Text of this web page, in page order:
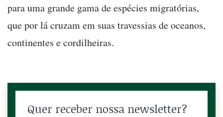
para uma grande gama de espécies migratórias,
que por lá cruzam em suas travessias de oceanos,
continentes e cordilheiras.
Quer receber nossa newsletter?